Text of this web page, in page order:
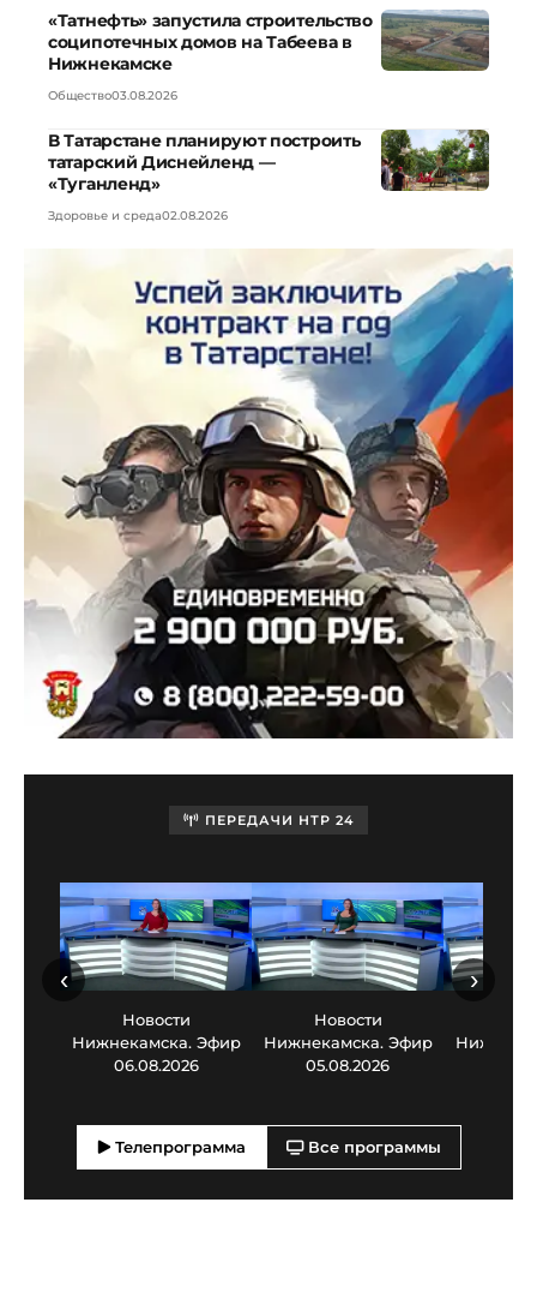
«Татнефть» запустила строительство
соципотечных домов на Табеева в
Нижнекамске
Общество03.08.2026
В Татарстане планируют построить
татарский Диснейленд —
«Туганленд»
Здоровье и среда02.08.2026
ПЕРЕДАЧИ НТР 24
Новости
Нижнекамска. Эфир
06.08.2026
Новости
Нижнекамска. Эфир
05.08.2026
‹ ›
Телепрограмма Все программы